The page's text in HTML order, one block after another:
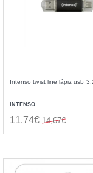
Intenso twist line lápiz usb
INTENSO
11,74€ 14,67€